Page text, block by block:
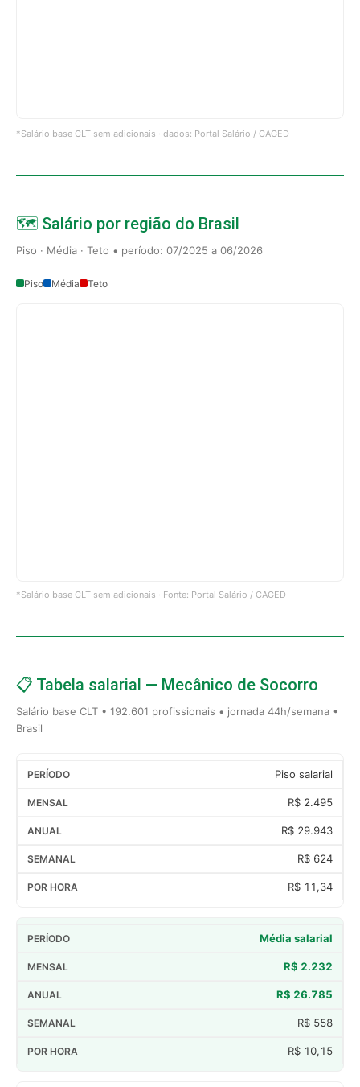
*Salário base CLT sem adicionais · dados: Portal Salário / CAGED
🗺️ Salário por região do Brasil
Piso · Média · Teto • período: 07/2025 a 06/2026
Piso Média Teto
*Salário base CLT sem adicionais · Fonte: Portal Salário / CAGED
📋 Tabela salarial — Mecânico de Socorro
Salário base CLT • 192.601 profissionais • jornada 44h/semana •
Brasil
Piso salarial
R$ 2.495
R$ 29.943
R$ 624
R$ 11,34
Média salarial
R$ 2.232
R$ 26.785
R$ 558
R$ 10,15